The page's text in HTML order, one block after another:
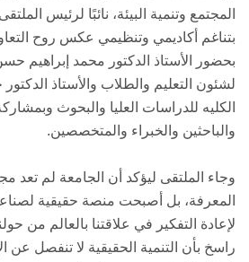
المجتمع وتنمية البيئة، نائبًا لرئيس
بتناغم أكاديمي وتنظيمي عكس روح
بحضور الأستاذ الدكتور محمد إبراهيم
لشئون التعليم والطلاب والأستاذ
الكليه للدراسات العليا والبحوث
والباحثين والخبراء والمتخصصين.
وجاء الملتقى ليؤكد أن الجامعة لم تعد
المعرفة، بل أصبحت منصة حقيقية
لإعادة التفكير في علاقتنا بالعالم من
راسخ بأن التنمية الحقيقية لا تنفصل عن